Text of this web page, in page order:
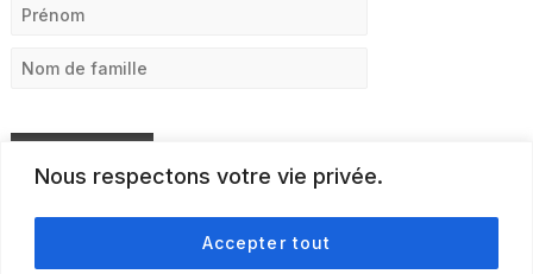
Nous respectons votre vie privée.
Accepter tout